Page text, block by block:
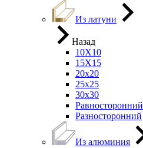
Из латуни
Назад
10Х10
15Х15
20х20
25х25
30х30
Равносторонний
Разносторонний
Из алюминия